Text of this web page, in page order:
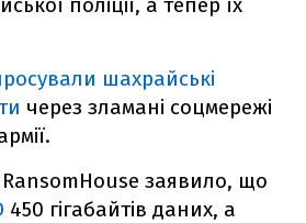
шахрайські
через зламані соцмережі
заявило, що
450 гігабайтів даних, а